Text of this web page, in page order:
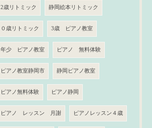
2歳リトミック 静岡絵本リトミック
０歳リトミック 3歳 ピアノ教室
年少 ピアノ教室 ピアノ 無料体験
ピアノ教室静岡市 静岡ピアノ教室
ピアノ無料体験 ピアノ静岡
ピアノ レッスン 月謝 ピアノレッスン４歳